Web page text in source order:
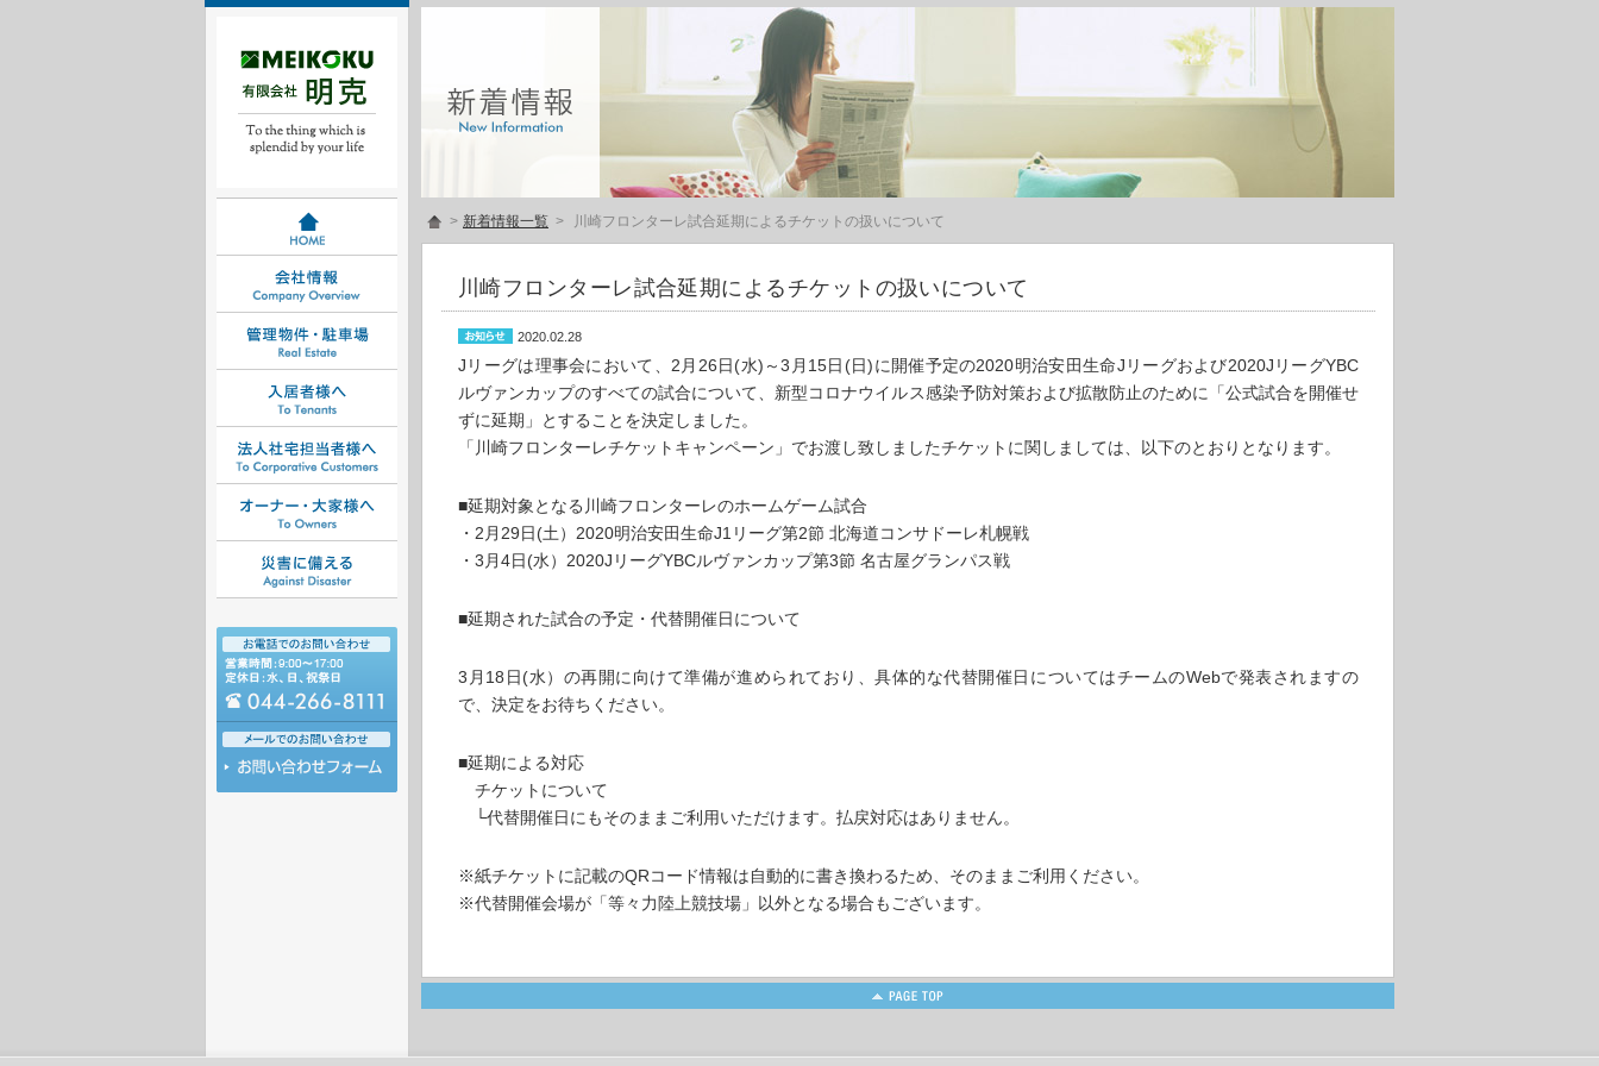
> 新着情報一覧 > 川崎フロンターレ試合延期によるチケットの扱いについて
川崎フロンターレ試合延期によるチケットの扱いについて
2020.02.28
Jリーグは理事会において、2月26日(水)～3月15日(日)に開催予定の2020明治安田生命Jリーグおよび2020JリーグYBC
ルヴァンカップのすべての試合について、新型コロナウイルス感染予防対策および拡散防止のために「公式試合を開催せ
ずに延期」とすることを決定しました。
「川崎フロンターレチケットキャンペーン」でお渡し致しましたチケットに関しましては、以下のとおりとなります。
■延期対象となる川崎フロンターレのホームゲーム試合
・2月29日(土）2020明治安田生命J1リーグ第2節 北海道コンサドーレ札幌戦
・3月4日(水）2020JリーグYBCルヴァンカップ第3節 名古屋グランパス戦
■延期された試合の予定・代替開催日について
3月18日(水）の再開に向けて準備が進められており、具体的な代替開催日についてはチームのWebで発表されますの
で、決定をお待ちください。
■延期による対応
チケットについて
└代替開催日にもそのままご利用いただけます。払戻対応はありません。
※紙チケットに記載のQRコード情報は自動的に書き換わるため、そのままご利用ください。
※代替開催会場が「等々力陸上競技場」以外となる場合もございます。